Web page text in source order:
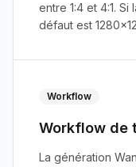
entre 1:4 et 4:1.
défaut est
Workflow
Workflow de
La génération